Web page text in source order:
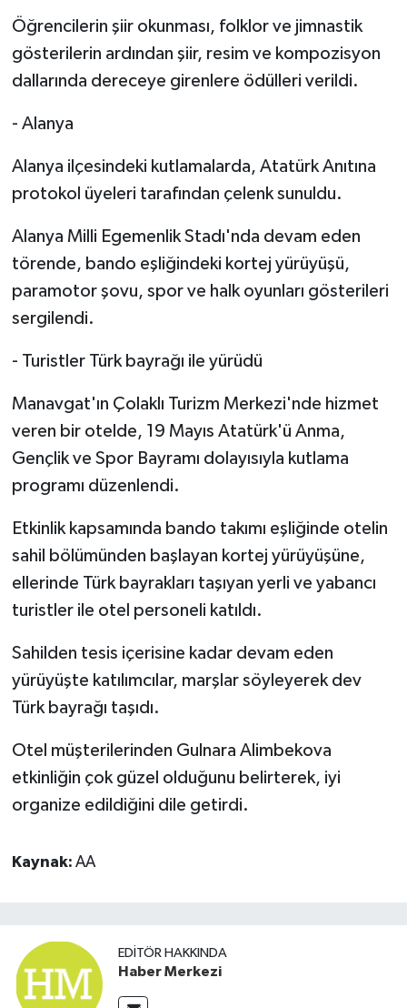
Öğrencilerin şiir okunması, folklor ve jimnastik
gösterilerin ardından şiir, resim ve kompozisyon
dallarında dereceye girenlere ödülleri verildi.
- Alanya
Alanya ilçesindeki kutlamalarda, Atatürk Anıtına
protokol üyeleri tarafından çelenk sunuldu.
Alanya Milli Egemenlik Stadı'nda devam eden
törende, bando eşliğindeki kortej yürüyüşü,
paramotor şovu, spor ve halk oyunları gösterileri
sergilendi.
- Turistler Türk bayrağı ile yürüdü
Manavgat'ın Çolaklı Turizm Merkezi'nde hizmet
veren bir otelde, 19 Mayıs Atatürk'ü Anma,
Gençlik ve Spor Bayramı dolayısıyla kutlama
programı düzenlendi.
Etkinlik kapsamında bando takımı eşliğinde otelin
sahil bölümünden başlayan kortej yürüyüşüne,
ellerinde Türk bayrakları taşıyan yerli ve yabancı
turistler ile otel personeli katıldı.
Sahilden tesis içerisine kadar devam eden
yürüyüşte katılımcılar, marşlar söyleyerek dev
Türk bayrağı taşıdı.
Otel müşterilerinden Gulnara Alimbekova
etkinliğin çok güzel olduğunu belirterek, iyi
organize edildiğini dile getirdi.
Kaynak: AA
EDITÖR HAKKINDA
Haber Merkezi